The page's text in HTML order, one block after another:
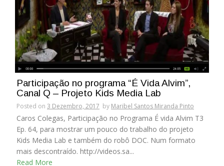
Participação no programa “É Vida Alvim”,
Canal Q – Projeto Kids Media Lab
Posted on 3 Dezembro, 2017 by Maribel Santos Miranda Pinto
Caros Colegas, Participação no Programa É vida Alvim T3
Ep. 64, para mostrar um pouco do trabalho do projeto
Kids Media Lab e também do robô DOC. Num formato
mais descontraído. http://videos.sa...
Read More